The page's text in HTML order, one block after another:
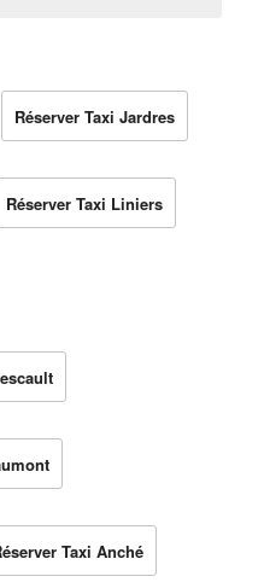
Réserver Taxi Jardres
Réserver Taxi Liniers
Taxi Anché